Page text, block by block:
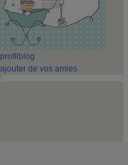
profil blog
ajouter de vos amies